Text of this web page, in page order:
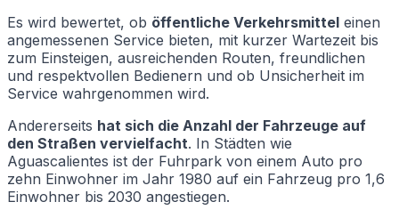
Es wird bewertet, ob öffentliche Verkehrsmittel einen
angemessenen Service bieten, mit kurzer Wartezeit bis
zum Einsteigen, ausreichenden Routen, freundlichen
und respektvollen Bedienern und ob Unsicherheit im
Service wahrgenommen wird.
Andererseits hat sich die Anzahl der Fahrzeuge auf
den Straßen vervielfacht. In Städten wie
Aguascalientes ist der Fuhrpark von einem Auto pro
zehn Einwohner im Jahr 1980 auf ein Fahrzeug pro 1,6
Einwohner bis 2030 angestiegen.